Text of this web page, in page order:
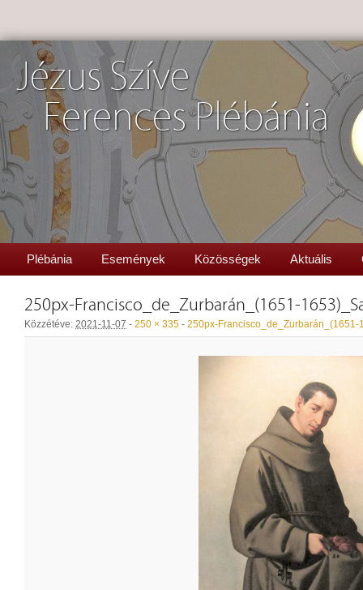
Jézus Szíve
Ferences Plébánia
Plébánia Események Közösségek Aktuális
250px-Francisco_de_Zurbarán_(1651-
Közzétéve: 2021-11-07 - 250 × 335 - 250px-